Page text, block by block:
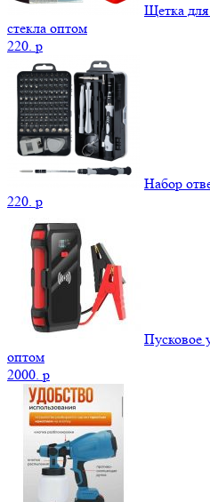
Щетка для
стекла оптом
220. p
Набор
220. p
Пусковое
оптом
2000. p